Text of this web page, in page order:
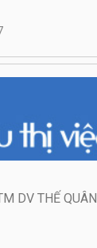
DV THẾ QUÂN